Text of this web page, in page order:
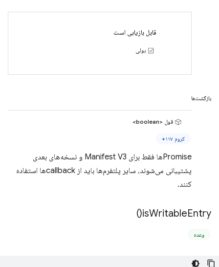
قابل بازیابی است
بولی
بازگشت‌ها
قول <boolean>
کروم ۱۱۷+
Promiseها فقط برای Manifest V3 و نسخه‌های بعدی
پشتیبانی می‌شوند، سایر پلتفرم‌ها باید از callbackها استفاده
کنند.
isWritableEntry(
)
وعده